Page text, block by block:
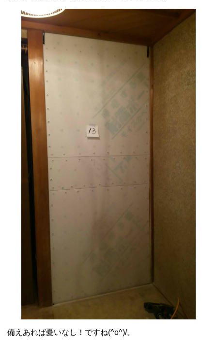
備えあれば憂いなし！ですね(^o^)/。